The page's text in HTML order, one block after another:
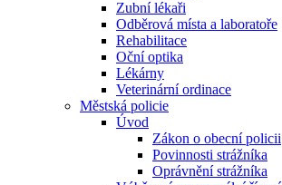
Zubní lékaři
Odběrová místa a laboratoře
Rehabilitace
Oční optika
Lékárny
Veterinární ordinace
Městská policie
Úvod
Zákon o obecní policii
Povinnosti strážníka
Oprávnění strážníka